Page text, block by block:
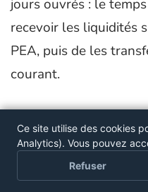
jours ouvrés : le
recevoir les liquidités
PEA, puis de les
courant.
sans fermer
partie de vos fonds et
Ce site utilise des cookies
Analytics). Vous pouvez
Refuser